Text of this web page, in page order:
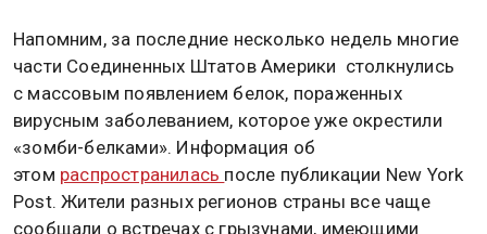
Напомним, за последние несколько недель многие
части Соединенных Штатов Америки столкнулись
с массовым появлением белок, пораженных
вирусным заболеванием, которое уже окрестили
«зомби-белками». Информация об
этом распространилась после публикации New York
Post. Жители разных регионов страны все чаще
сообщали о встречах с грызунами, имеющими